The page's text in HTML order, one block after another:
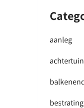
aanleg
achtertuin
bestrating